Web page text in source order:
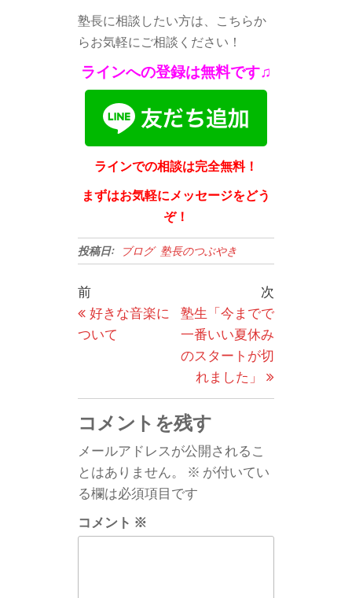
塾長に相談したい方は、こちらか
らお気軽にご相談ください！
ラインへの登録は無料です♫
ラインでの相談は完全無料！
まずはお気軽にメッセージをどう
ぞ！
投稿日: ブログ 塾長のつぶやき
投
稿
ナ
ゲ
ー
シ
ョ
ン
過
去
の
前
好きな音楽に
ついて
の
次
塾生「今までで
一番いい夏休み
のスタートが切
れました」
コメントを残す
メールアドレスが公開されるこ
とはありません。
※ が付いてい
る欄は必須項目です
コメント ※